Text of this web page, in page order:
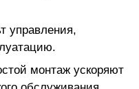
управления,
монтаж ускоряют